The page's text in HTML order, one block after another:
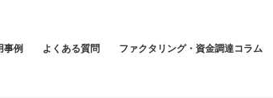
事例 よくある質問 ファクタリング・資金調達コラム